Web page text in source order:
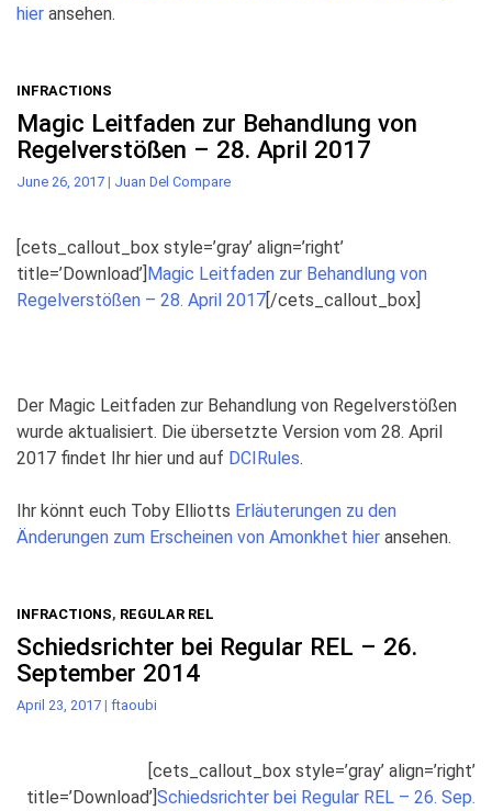
hier ansehen.
INFRACTIONS
Magic Leitfaden zur Behandlung von
Regelverstößen – 28. April 2017
June 26, 2017 | Juan Del Compare
[cets_callout_box style=’gray’ align=’right’
title=’Download’] Magic Leitfaden zur Behandlung von
Regelverstößen – 28. April 2017 [/cets_callout_box]
Der Magic Leitfaden zur Behandlung von Regelverstößen
wurde aktualisiert. Die übersetzte Version vom 28. April
2017 findet Ihr hier und auf DCIRules.
Ihr könnt euch Toby Elliotts Erläuterungen zu den
Änderungen zum Erscheinen von Amonkhet hier ansehen.
INFRACTIONS, REGULAR REL
Schiedsrichter bei Regular REL – 26.
September 2014
April 23, 2017 | ftaoubi
[cets_callout_box style=’gray’ align=’right’
title=’Download’] Schiedsrichter bei Regular REL – 26. Sep.